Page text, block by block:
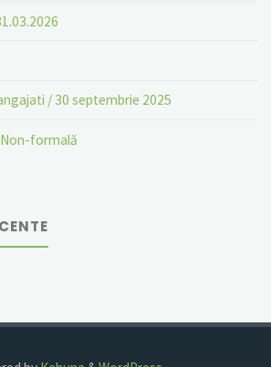
/ 30 septembrie 2025
Non-formală